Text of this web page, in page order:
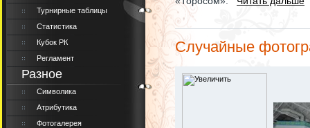
Турнирные таблицы
Статистика
Кубок РК
Регламент
Разное
Символика
Атрибутика
Фотогалерея
Случайные